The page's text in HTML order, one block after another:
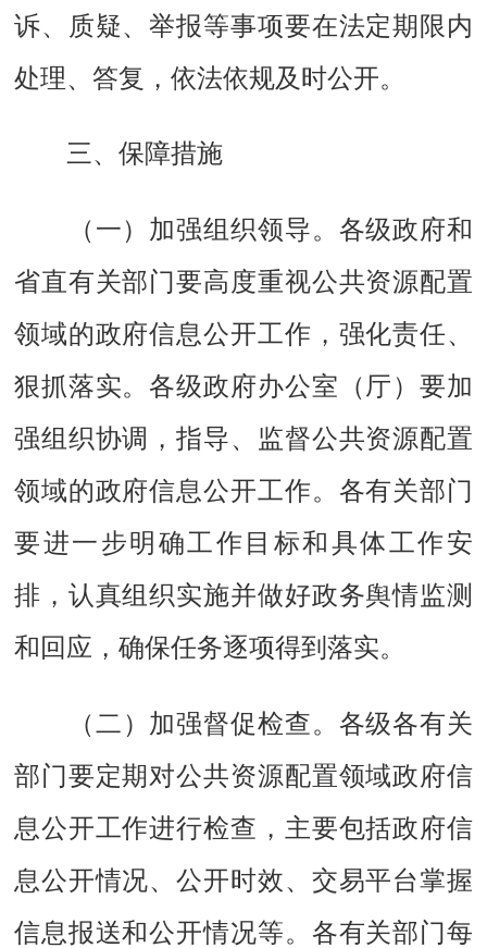
诉、质疑、举报等事项要在法定期限内
处理、答复，依法依规及时公开。
三、保障措施
（一）加强组织领导。 各级政府和
省直有关部门要高度重视公共资源配置
领域的政府信息公开工作，强化责任、
狠抓落实。各级政府办公室（厅）要加
强组织协调，指导、监督公共资源配置
领域的政府信息公开工作。各有关部门
要进一步明确工作目标和具体工作安
排，认真组织实施并做好政务舆情监测
和回应，确保任务逐项得到落实。
（二）加强督促检查。 各级各有关
部门要定期对公共资源配置领域政府信
息公开工作进行检查，主要包括政府信
息公开情况、公开时效、交易平台掌握
信息报送和公开情况等。各有关部门每